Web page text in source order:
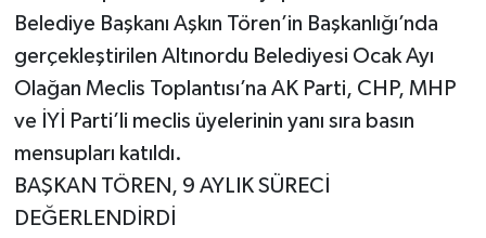
Belediye Başkanı Aşkın Tören’in Başkanlığı’nda
gerçekleştirilen Altınordu Belediyesi Ocak Ayı
Olağan Meclis Toplantısı’na AK Parti, CHP, MHP
ve İYİ Parti’li meclis üyelerinin yanı sıra basın
mensupları katıldı.
BAŞKAN TÖREN, 9 AYLIK SÜRECİ
DEĞERLENDİRDİ